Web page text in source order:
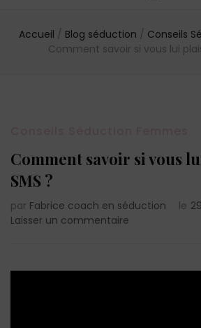
Accueil / Blog séduction / Conseils
Comment savoir si vous lui
Comment savoir si vous
SMS ?
par Fabrice coach en séduction le
Laisser un commentaire